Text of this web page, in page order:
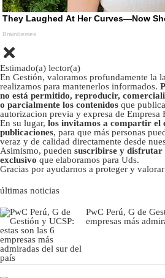
Estimado(a) lector(a)
En Gestión, valoramos profundamente la
realizamos para mantenerlos informados.
no está permitido, reproducir,
o parcialmente los contenidos que
autorizacion previa y expresa de Empresa
En su lugar, los invitamos a compartir el
publicaciones, para que más personas
veraz y de calidad directamente desde
Asimismo, pueden suscribirse y disfrutar
exclusivo que elaboramos para Uds.
Gracias por ayudarnos a proteger y
últimas noticias
PwC Perú, G de
empresas más